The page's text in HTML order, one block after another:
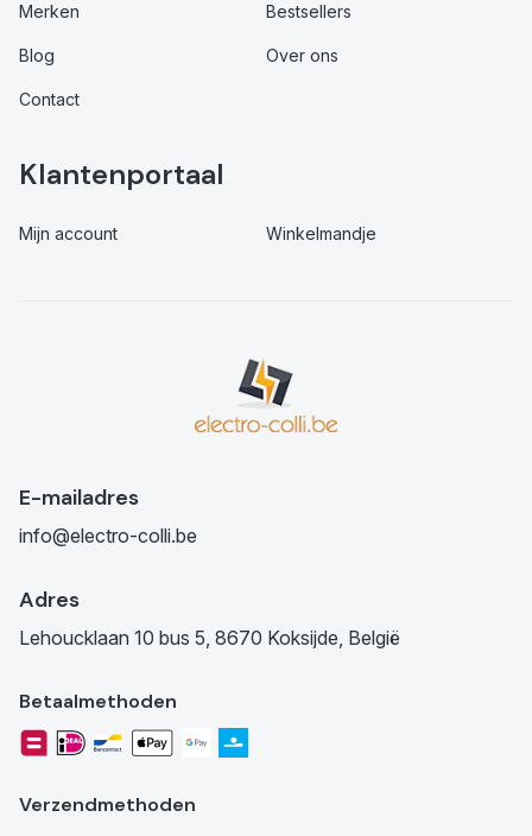
Merken Bestsellers
Blog Over ons
Contact
Klantenportaal
Mijn account Winkelmandje
E-mailadres
info@electro-colli.be
Adres
Lehoucklaan 10 bus 5, 8670 Koksijde, België
Betaalmethoden
Verzendmethoden